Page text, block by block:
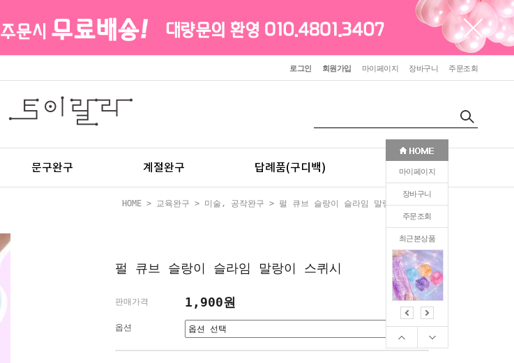
마이페이지
장바구니
주문조회
최근본상품
로그인 회원가입 마이페이지 장바구니 주문조회
문구완구 계절완구 답례품(구디백) 판촉(인쇄)
HOME > 교육완구 > 미술, 공작완구 > 펄 큐브 슬랑이 슬라임 말랑이 스퀴시
0
펄 큐브 슬랑이 슬라임 말랑이 스퀴시
판매가격 1,900원
옵션